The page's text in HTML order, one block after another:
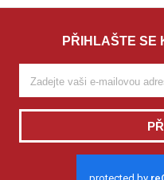
PŘIHLAŠTE SE